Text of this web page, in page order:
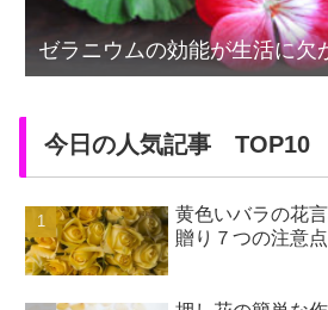
ゼラニウムの効能が生活に欠
今日の人気記事 TOP10
黄色いバラの花
贈り７つの注意点